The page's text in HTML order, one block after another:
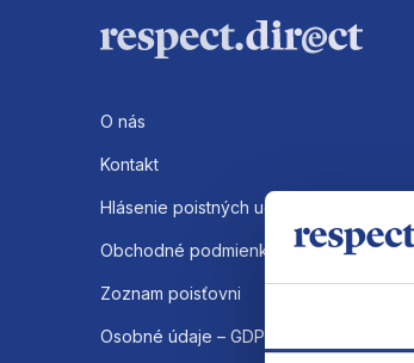
O nás
Kontakt
Hlásenie poistných udalosti
Obchodné podmienky
Zoznam poisťovni
Osobné údaje – GDPR